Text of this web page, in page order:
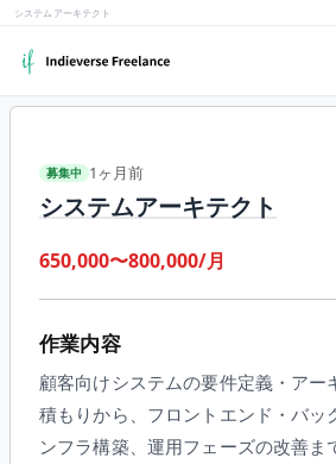
システムアーキテクト
募集中 1ヶ月前
システムアーキテクト
650,000〜800,000/月
作業内容
顧客向けシステムの要件定義・アー
積もりから、フロントエンド・バッ
ンフラ構築、運用フェーズの改善ま